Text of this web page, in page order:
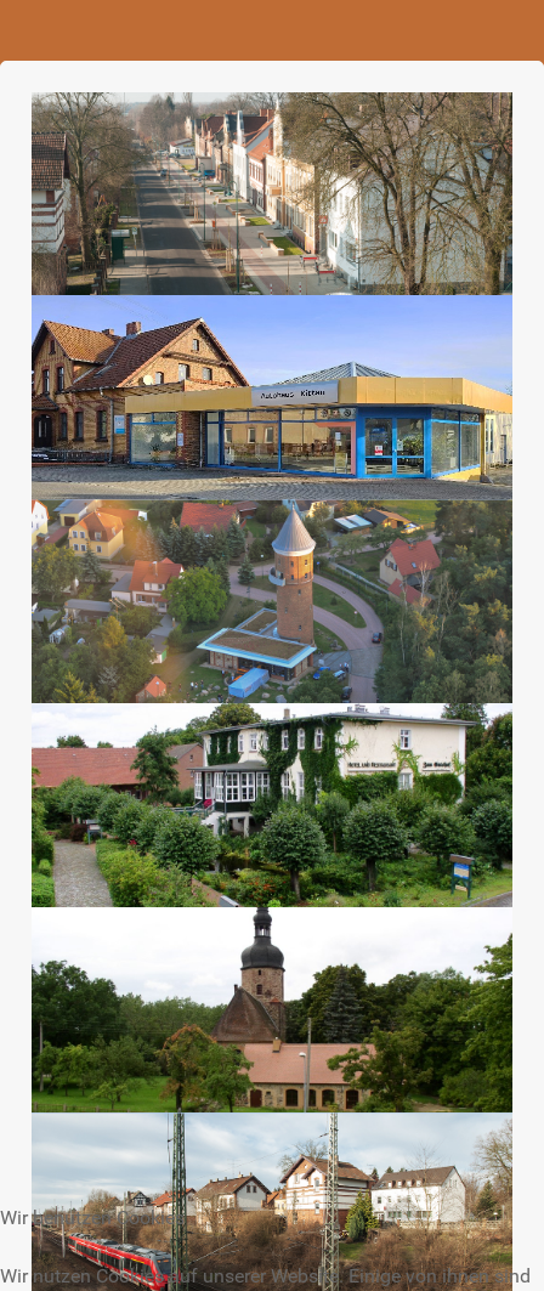
Wir benutzen Cookies
Wir nutzen Cookies auf unserer Website. Einige von ihnen sind